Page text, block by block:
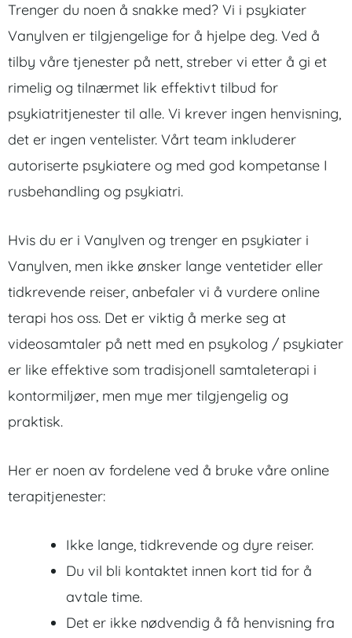
Trenger du noen å snakke med? Vi i psykiater
Vanylven er tilgjengelige for å hjelpe deg. Ved å
tilby våre tjenester på nett, streber vi etter å gi et
rimelig og tilnærmet lik effektivt tilbud for
psykiatritjenester til alle. Vi krever ingen henvisning,
det er ingen ventelister. Vårt team inkluderer
autoriserte psykiatere og med god kompetanse I
rusbehandling og psykiatri.
Hvis du er i Vanylven og trenger en psykiater i
Vanylven, men ikke ønsker lange ventetider eller
tidkrevende reiser, anbefaler vi å vurdere online
terapi hos oss. Det er viktig å merke seg at
videosamtaler på nett med en psykolog / psykiater
er like effektive som tradisjonell samtaleterapi i
kontormiljøer, men mye mer tilgjengelig og
praktisk.
Her er noen av fordelene ved å bruke våre online
terapitjenester:
Ikke lange, tidkrevende og dyre reiser.
Du vil bli kontaktet innen kort tid for å
avtale time.
Det er ikke nødvendig å få henvisning fra